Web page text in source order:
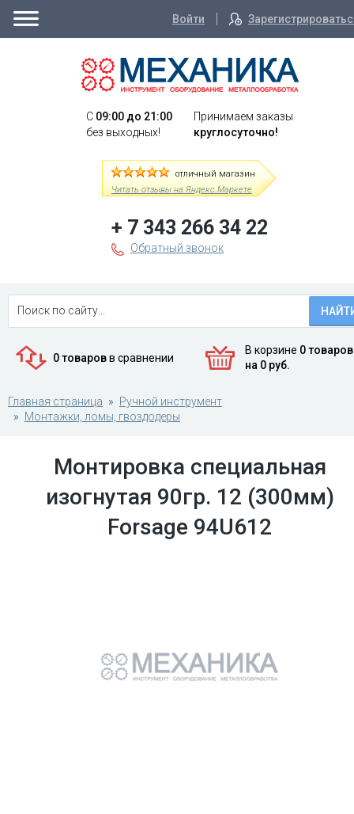
Войти
C 09:00 до 21:00
без выходных!
Принимаем заказы
круглосуточно!
отличный магазин
Читать отзывы на Яндекс.Маркете
+ 7 343 266 34 22
Обратный звонок
0 товаровв сравнении
В корзине 0 товаров
на 0 руб.
Главная страница
Ручной инструмент
Монтажки, ломы, гвоздодеры
Монтировка специальная
изогнутая 90гр. 12 (300мм)
Forsage 94U612